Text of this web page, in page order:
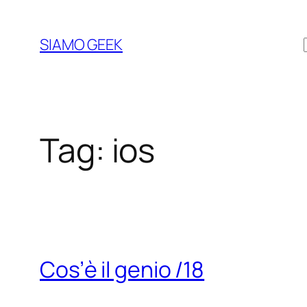
contenuto
SIAMO GEEK
Tag: ios
Cos’è il genio /18